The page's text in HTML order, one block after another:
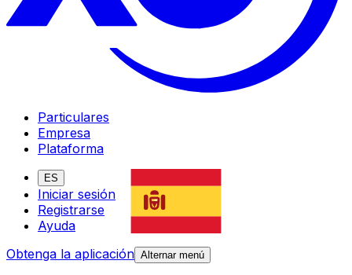
Particulares
Empresa
Plataforma
ES
Iniciar sesión
Registrarse
Ayuda
Obtenga la aplicación Alternar menú